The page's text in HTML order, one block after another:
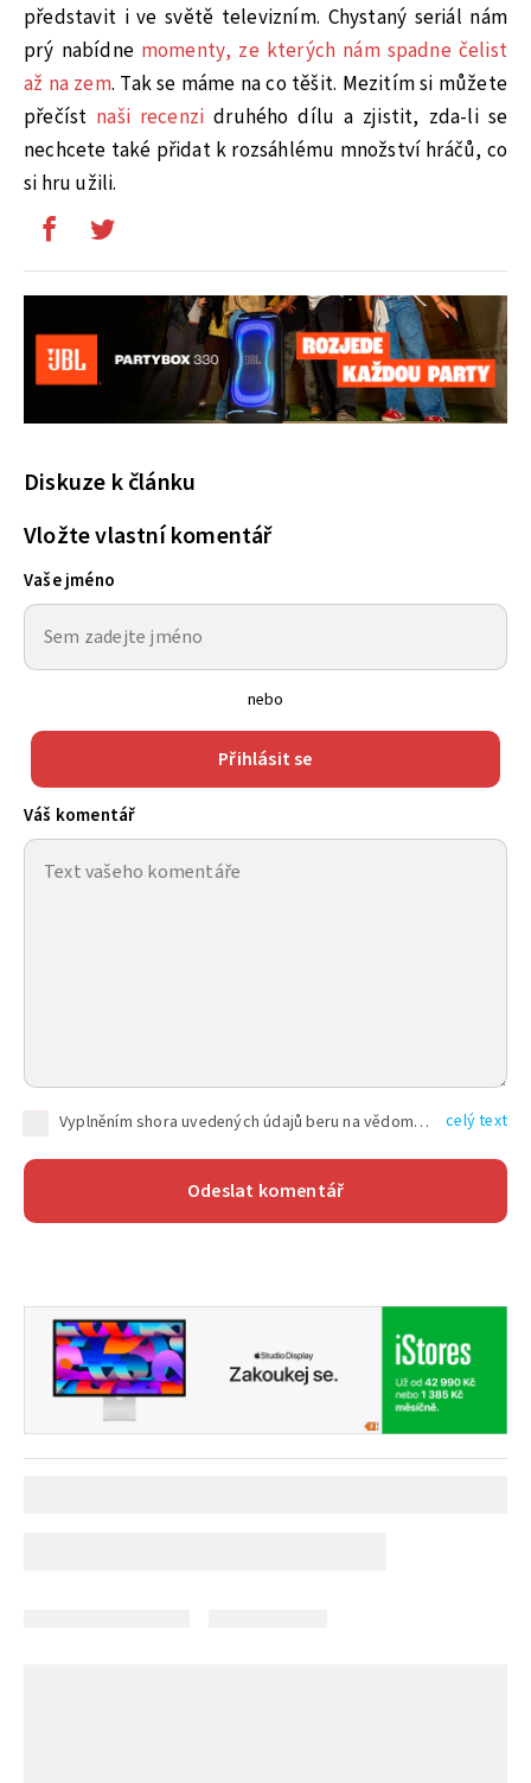
představit i ve světě televizním. Chystaný seriál nám
prý nabídne momenty, ze kterých nám spadne čelist
až na zem. Tak se máme na co těšit. Mezitím si můžete
přečíst naši recenzi druhého dílu a zjistit, zda-li se
nechcete také přidat k rozsáhlému množství hráčů, co
si hru užili.
Diskuze k článku
Vložte vlastní komentář
Vaše jméno
nebo
Přihlásit se
Váš komentář
Vyplněním shora uvedených údajů beru na vědomí, že společnost TEXT FACTORY s.r.o., sídlem Brno, Durďákova 336/29, Černá Pole, PSČ: 613 00, IČ: 06157831, zapsané u Krajského soudu v Brně, oddíl C, vložka 100399, bude zpracovávat mé osobní údaje uvedené v rámci mnou vyplněného registračního formuláře na základě oprávněných zájmů TEXT FACTORY s.r.o. dle čl. 6 odst. 1 písm. f) GDPR a pro splnění právních povinností (čl. 6 odst. 1 písm. c) GDPR), a to pro tyto účely: nezbytnost zajistit oprávnění návštěvníka webových stránek provozovaných společností TEXT FACTORY s.r.o. přispívat aktivně ke zveřejněným článkům nebo v rámci diskusních fór a výkon práv TEXT FACTORY s.r.o. jako administrátora těchto diskusních fór. Více informací o zpracování osobních údajů a právech lze nalézt v celý text